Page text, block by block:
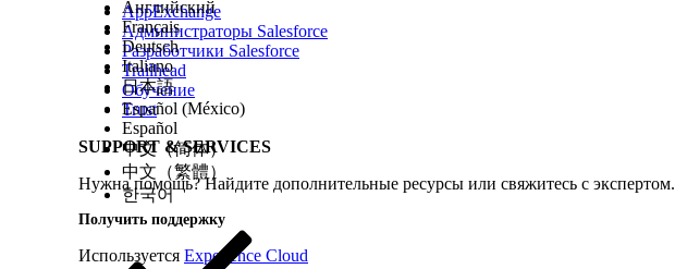
ЭТА СТАТЬЯ РЕШИЛА ВАШУ ПРОБЛЕМУ?
Оставьте свой отзыв, чтобы мы могли стать лучше!
AppExchange
Администраторы Salesforce
Разработчики Salesforce
Trailhead
Обучение
Trust
SUPPORT & SERVICES
Нужна помощь? Найдите дополнительные ресурсы или свяжитесь с экспертом.
Получить поддержку
Используется Experience Cloud
Английский
Français
Deutsch
Italiano
日本語
Español (México)
Español
中文（简体）
中文（繁體）
한국어